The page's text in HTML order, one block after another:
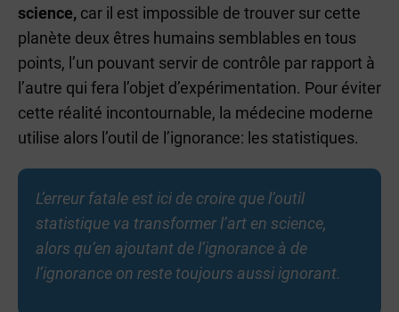
science, car il est impossible de trouver sur cette
planète deux êtres humains semblables en tous
points, l’un pouvant servir de contrôle par rapport à
l’autre qui fera l’objet d’expérimentation. Pour éviter
cette réalité incontournable, la médecine moderne
utilise alors l’outil de l’ignorance: les statistiques.
L’erreur fatale est ici de croire que l’outil
statistique va transformer l’art en science,
alors qu’en ajoutant de l’ignorance à de
l’ignorance on reste toujours aussi ignorant.